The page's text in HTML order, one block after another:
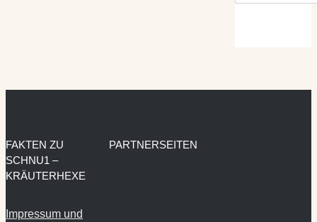
FAKTEN ZU
SCHNU1 –
KRÄUTERHEXE
Impressum und
PARTNERSEITEN